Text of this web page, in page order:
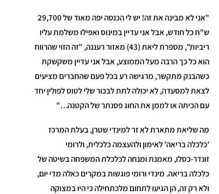
"אני לא מבינה את זה! יש לי הכנסה יפה מאוד של 29,700
ש"ח כל חודש, אבל אני עדיין במינוס ואפילו משלמת עליו
ריביות", מספרת ליאת (43) מאזור רעננה, "זה הזוי שהרווח
הוא כל כך הרבה מעל הממוצע, אבל אני עדיין משקשקת
כשהבנק מתקשר, מרגישה רע בכל פעם שהחברים מציעים
לצאת למסעדה, לא יכולה לתת לבכור שלי לטוס לפולין יחד
עם הכיתה או לממן את החוג פסנתר של הקטנה…"
מה שליאת מתארת לא זר למינדי שטרן, בעלת המרכז
'כלכלה בריאה' לאימון ולהעצמה כלכלית, ולרומי
זונדר-כסלו, מאמנת ומנחה לכלכלת המשפחה בשיטה של
כלכלה בריאה. מינדי ורומי פוגשות במקרים כאלה מדי יום,
ולא רק זה, הן הגיעו לתחום מלכתחילה כי היו במצוקה